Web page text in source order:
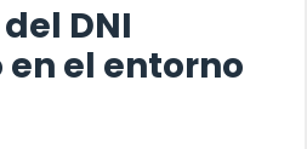
DNI
el entorno